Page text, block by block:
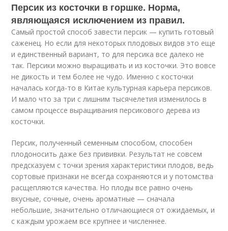
Персик из косточки в горшке. Норма,
являющаяся исключением из правил.
Самый простой способ завести персик — купить готовый
саженец. Но если для некоторых плодовых видов это еще
и единственный вариант, то для персика все далеко не
так. Персики можно выращивать и из косточки. Это вовсе
не дикость и тем более не чудо. Именно с косточки
началась когда-то в Китае культурная карьера персиков.
И мало что за три с лишним тысячелетия изменилось в
самом процессе выращивания персикового дерева из
косточки.
Персик, полученный семенным способом, способен
плодоносить даже без прививки. Результат не совсем
предсказуем с точки зрения характеристики плодов, ведь
сортовые признаки не всегда сохраняются и у потомства
расщепляются качества. Но плоды все равно очень
вкусные, сочные, очень ароматные — сначала
небольшие, значительно отличающиеся от ожидаемых, и
с каждым урожаем все крупнее и численнее.